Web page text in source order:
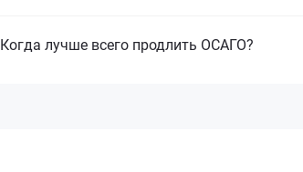
Когда лучше всего продлить ОСАГО?